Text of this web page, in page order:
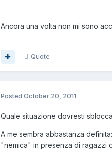
Ancora una volta non mi sono
Quote
Posted October 20, 2011
Quale situazione dovresti
A me sembra abbastanza
"nemica" in presenza di ragazzi